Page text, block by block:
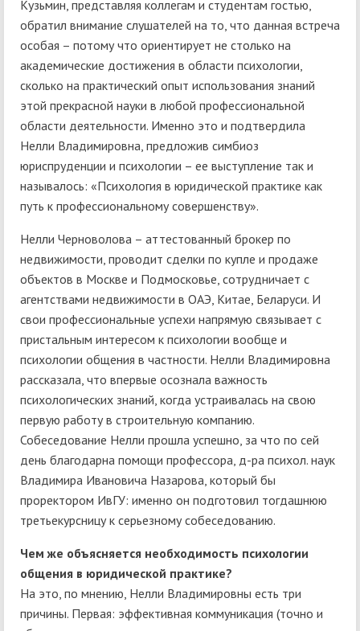
Кузьмин, представляя коллегам и студентам гостью,
обратил внимание слушателей на то, что данная встреча
особая – потому что ориентирует не столько на
академические достижения в области психологии,
сколько на практический опыт использования знаний
этой прекрасной науки в любой профессиональной
области деятельности. Именно это и подтвердила
Нелли Владимировна, предложив симбиоз
юриспруденции и психологии – ее выступление так и
называлось: «Психология в юридической практике как
путь к профессиональному совершенству».
Нелли Черноволова – аттестованный брокер по
недвижимости, проводит сделки по купле и продаже
объектов в Москве и Подмосковье, сотрудничает с
агентствами недвижимости в ОАЭ, Китае, Беларуси. И
свои профессиональные успехи напрямую связывает с
пристальным интересом к психологии вообще и
психологии общения в частности. Нелли Владимировна
рассказала, что впервые осознала важность
психологических знаний, когда устраивалась на свою
первую работу в строительную компанию.
Собеседование Нелли прошла успешно, за что по сей
день благодарна помощи профессора, д-ра психол. наук
Владимира Ивановича Назарова, который бы
проректором ИвГУ: именно он подготовил тогдашнюю
третьекурсницу к серьезному собеседованию.
Чем же объясняется необходимость психологии
общения в юридической практике?
На это, по мнению, Нелли Владимировны есть три
причины. Первая: эффективная коммуникация (точно и